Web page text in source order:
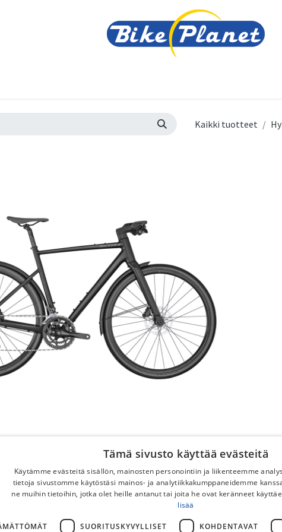
Kaikki tuotteet
Tämä sivusto käyttää evästeitä
Käytämme evästeitä sisällön, mainosten personointiin ja liikenteemme
tietoja sivustomme käytöstäsi mainos- ja analytiikkakumppaneidemme
ne muihin tietoihin, jotka olet heille antanut tai joita he ovat keränneet
lisää
SUORITUSKYVYLLISET KOHDENTAVAT